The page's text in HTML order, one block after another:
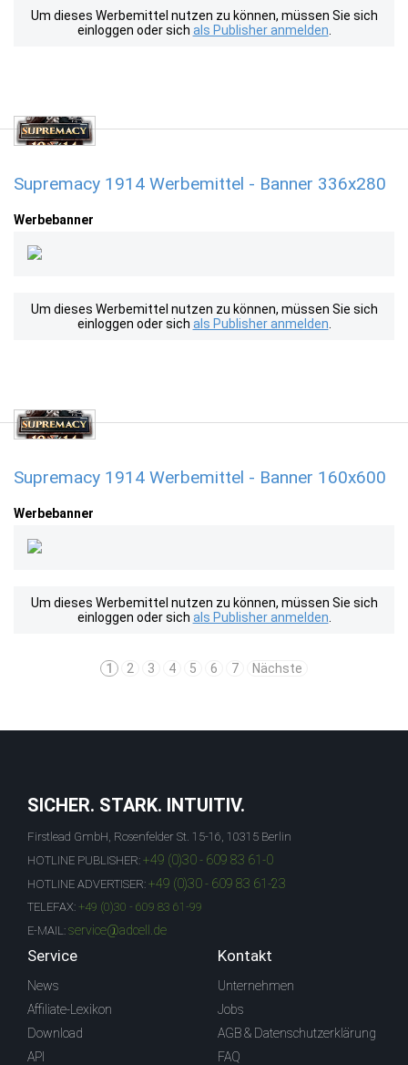
Um dieses Werbemittel nutzen zu können, müssen Sie sich
einloggen oder sich als Publisher anmelden
Supremacy 1914 Werbemittel - Banner 336x280
Werbebanner
Um dieses Werbemittel nutzen zu können, müssen Sie sich
einloggen oder sich als Publisher anmelden
Supremacy 1914 Werbemittel - Banner 160x600
Werbebanner
Um dieses Werbemittel nutzen zu können, müssen Sie sich
einloggen oder sich als Publisher anmelden
1 2 3 4 5 6 7 Nächste
SICHER. STARK. INTUITIV.
Firstlead GmbH, Rosenfelder St. 15-16, 10315 Berlin
HOTLINE PUBLISHER: +49 (0)30 - 609 83 61-0
HOTLINE ADVERTISER: +49 (0)30 - 609 83 61-23
TELEFAX: +49 (0)30 - 609 83 61-99
E-MAIL: service@adcell.de
Service
News
Affiliate-Lexikon
Download
API
Kontakt
Unternehmen
Jobs
AGB & Datenschutzerklärung
FAQ